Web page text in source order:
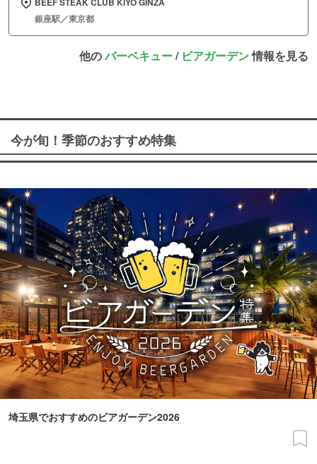
銀座駅／東京都
他のバーベキュー/ ビアガーデン情報を見る
今が旬！季節のおすすめ特集
埼玉県でおすすめのビアガーデン2026